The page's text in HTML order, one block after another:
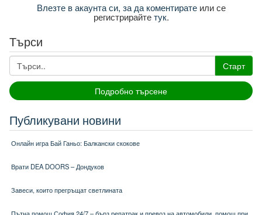
Влезте в акаунта си, за да коментиратеили се
регистрирайтетук.
Търси
Старт
Подробно търсене
Публикувани новини
Онлайн игра Бай Ганьо: Балкански скокове
Врати DEA DOORS – Дондуков
Завеси, които прегръщат светлината